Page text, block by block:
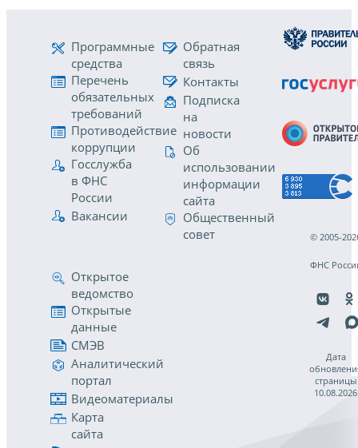
Программные
средства
Перечень
обязательных
требований
Противодействие
коррупции
Госслужба
в ФНС
России
Вакансии
Обратная
связь
Контакты
Подписка
на
новости
Об
использовании
информации
сайта
Общественный
совет
Открытое
ведомство
Открытые
данные
СМЭВ
Аналитический
портал
Видеоматериалы
Карта
сайта
© 2005-
ФНС
Дата
страницы
10.08.2026